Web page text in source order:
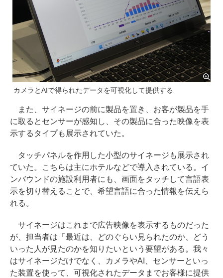
カメラとAIで得られたデータを可視化して提供する
また、サイネージの前に製品を置き、お客が製品を手
に取るとセンサーが感知し、その製品に合った映像を表
示するタイプも展示されていた。
タッチパネルを作用した小型のサイネージも展示され
ていた。こちらは主にホテルなどで導入されている。イ
ンバウンドの施設利用者にも、画面をタッチして⾔語表
⽰を切り替えることで、希望言語に合った情報を伝えら
れる。
サイネージはこれまで広告映像を表示するものだった
が、担当者は「最近は、どのぐらい見られたのか、どう
いった人が見たのかを知りたいという要望がある。我々
はサイネージだけでなく、カメラやAI、センサーといっ
た装置を使って、可視化されたデータまでお客様に提供